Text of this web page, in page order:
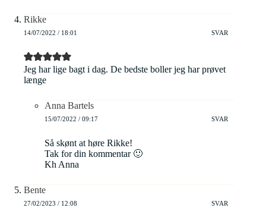
Rikke
14/07/2022 / 18:01 SVAR
Jeg har lige bagt i dag. De bedste boller jeg har prøvet
længe
Anna Bartels
15/07/2022 / 09:17 SVAR
Så skønt at høre Rikke!
Tak for din kommentar 🙂
Kh Anna
Bente
27/02/2023 / 12:08 SVAR